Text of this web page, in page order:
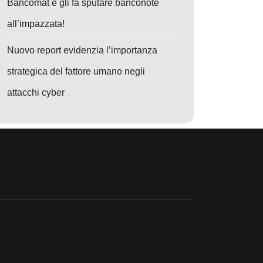
o disabilita zlib
LangChain Core sotto attacco: CVE-2025-68664 ruba segreti e
Bancomat e gli fa sputare banconote
all’impazzata!
Nuovo report evidenzia l’importanza
strategica del fattore umano negli
attacchi cyber